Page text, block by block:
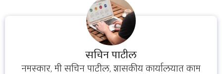
सचिन पाटील
नमस्कार, मी सचिन पाटील, शासकीय कार्यालयात काम